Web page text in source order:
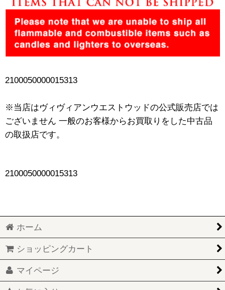
2100050000015313
※当店はヴィヴィアンウエストウッドの公式販売店では
ございません 一般のお客様からお買取りをした中古品
の取扱店です。
2100050000015313
ホーム
ショッピングカート
マイページ